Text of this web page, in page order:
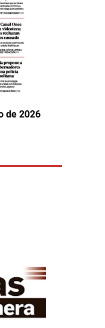
de 2026